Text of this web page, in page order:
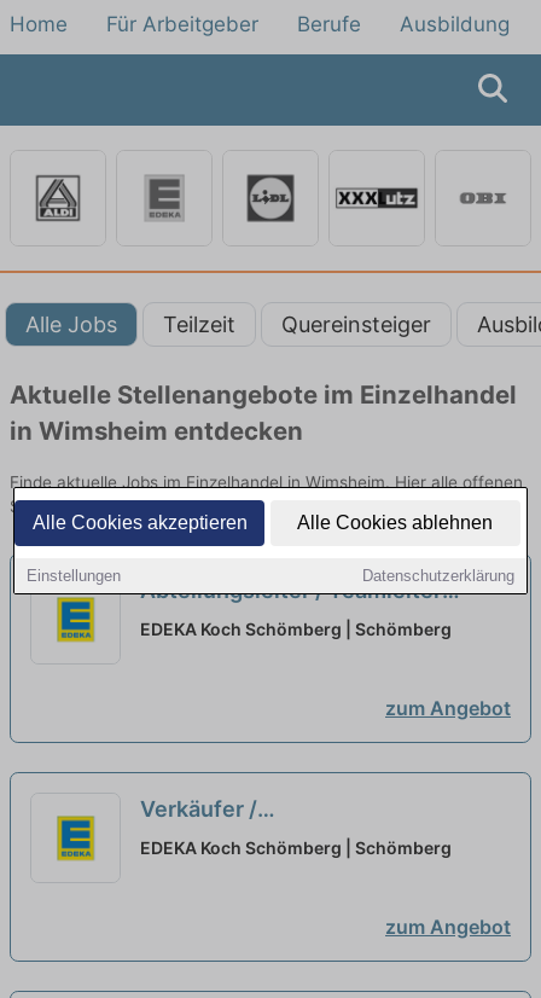
Alle Cookies akzeptieren Alle Cookies ablehnen
Einstellungen Datenschutzerklärung
Home Für Arbeitgeber Berufe Ausbildung
Alle Jobs Teilzeit Quereinsteiger
Aktuelle Stellenangebote im Einzelhandel
in Wimsheim entdecken
Finde aktuelle Jobs im Einzelhandel in Wimsheim. Hier alle offenen
Stellenangebote im Verkauf, Vertrieb und Handel vergleichen.
Abteilungsleiter / Teamleiter
Bedientheke / Metzger / Koch
EDEKA Koch Schömberg | Schömberg
zum Angebot
Verkäufer /
Einzelhandelskaufmann Getränke
EDEKA Koch Schömberg | Schömberg
zum Angebot